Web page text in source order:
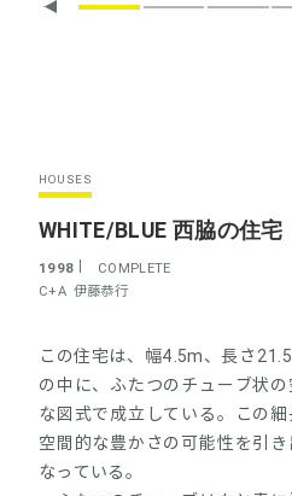
HOUSES
WHITE/BLUE 西脇の住宅
1998
COMPLETE
C+A 伊藤恭行
この住宅は、幅4.5m、長さ
の中に、ふたつのチューブ状
な図式で成立している。この
空間的な豊かさの可能性を引
なっている。